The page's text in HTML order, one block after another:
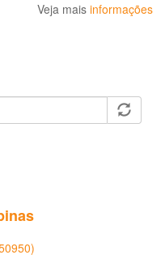
Veja mais informações